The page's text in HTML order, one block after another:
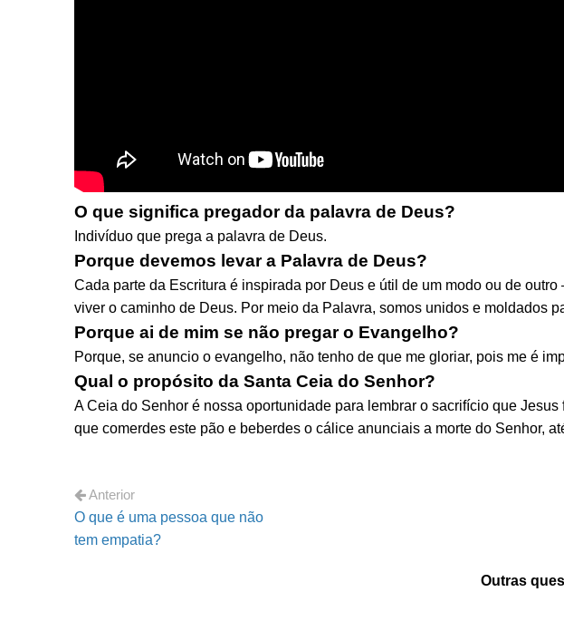
O que significa pregador da palavra de Deus?
Indivíduo que prega a palavra de Deus.
Porque devemos levar a Palavra de Deus?
Cada parte da Escritura é inspirada por Deus e útil de um modo ou de
viver o caminho de Deus. Por meio da Palavra, somos unidos e moldados
Porque ai de mim se não pregar o Evangelho?
Porque, se anuncio o evangelho, não tenho de que me gloriar, pois me é
Qual o propósito da Santa Ceia do Senhor?
A Ceia do Senhor é nossa oportunidade para lembrar o sacrifício que
que comerdes este pão e beberdes o cálice anunciais a morte do Senhor,
Anterior
O que é uma pessoa que não
tem empatia?
Outras